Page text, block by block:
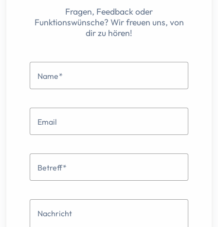
Fragen, Feedback oder
Funktionswünsche? Wir freuen uns, von
dir zu hören!
Name
Email
Betreff
Nachricht